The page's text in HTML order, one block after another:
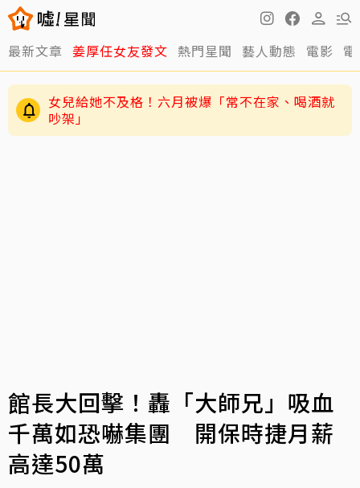
最新文章 姜厚任女友發文 熱門星聞 藝人動態 電影
女兒給她不及格！六月被爆「常不在家、喝酒就
吵架」
館長大回擊！轟「大師兄」吸血
千萬如恐嚇集團 開保時捷月薪
高達50萬